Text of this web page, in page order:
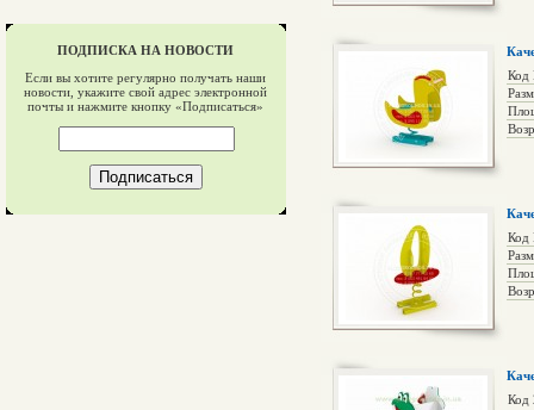
ПОДПИСКА НА НОВОСТИ
Если вы хотите регулярно получать наши
новости, укажите свой адрес электронной
почты и нажмите кнопку «Подписаться»
Код
Код
Код